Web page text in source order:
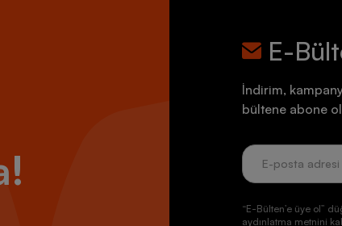
E-
İndirim,
bültene abone
“E-Bülten’e üye ol”
aydınlatma metnini